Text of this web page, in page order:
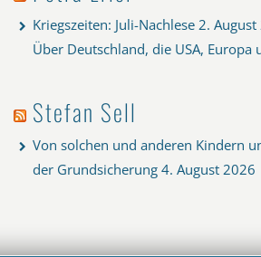
Kriegszeiten: Juli-Nachlese 2.
Über Deutschland, die USA, Europa
Stefan Sell
Von solchen und anderen Kindern
der Grundsicherung 4. August 2026